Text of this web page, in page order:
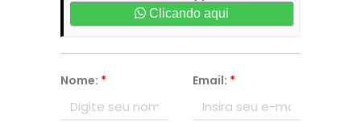
Clicando aqui
Nome: * Email: *